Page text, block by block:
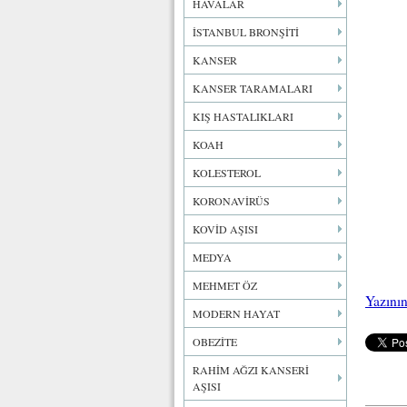
HAVALAR
İSTANBUL BRONŞİTİ
KANSER
KANSER TARAMALARI
KIŞ HASTALIKLARI
KOAH
KOLESTEROL
KORONAVİRÜS
KOVİD AŞISI
MEDYA
MEHMET ÖZ
MODERN HAYAT
OBEZİTE
RAHİM AĞZI KANSERİ
AŞISI